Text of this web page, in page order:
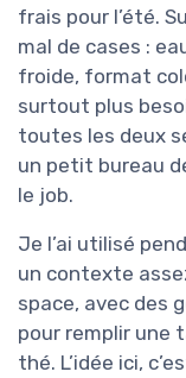
frais pour l’été.
mal de cases :
froide, format
surtout plus
toutes les deux
un petit bureau
le job.
Je l’ai utilisé
un contexte
space, avec des
pour remplir une
thé. L’idée ici,